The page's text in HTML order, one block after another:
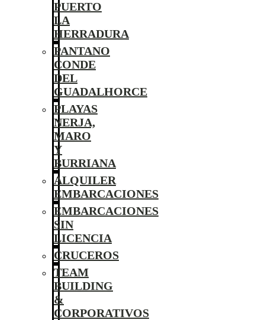
PUERTO
LA
HERRADURA
PANTANO
CONDE
DEL
GUADALHORCE
PLAYAS
NERJA,
MARO
Y
BURRIANA
ALQUILER
EMBARCACIONES
EMBARCACIONES
SIN
LICENCIA
CRUCEROS
TEAM
BUILDING
&
CORPORATIVOS